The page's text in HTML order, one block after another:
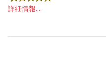
詳細情報....